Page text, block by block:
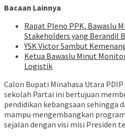
Bacaan Lainnya
Rapat Pleno PPK, Bawaslu
Stakeholders yang Berandil
YSK Victor Sambut
Ketua Bawaslu Minut
Logistik
Calon Bupati Minahasa Utara
sekolah Partai ini bertujuan
pendidikan kebangsaan sehingga
mampu mengembangkan
sejalan dengan visi misi Presiden